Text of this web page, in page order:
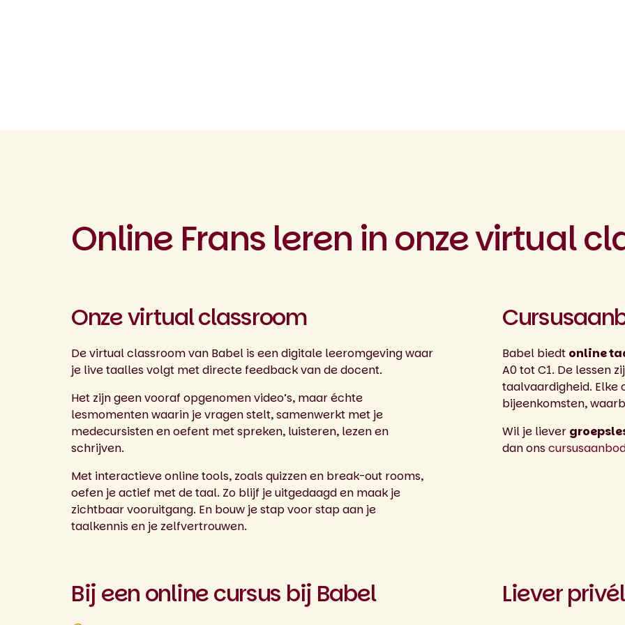
Online Frans leren in onze virtual
Onze virtual classroom
De virtual classroom van Babel is een digitale leeromgeving waar
je live taalles volgt met directe feedback van de docent.
Het zijn geen vooraf opgenomen video’s, maar échte
lesmomenten waarin je vragen stelt, samenwerkt met je
medecursisten en oefent met spreken, luisteren, lezen en
schrijven.
Met interactieve online tools, zoals quizzen en break-out rooms,
oefen je actief met de taal. Zo blijf je uitgedaagd en maak je
zichtbaar vooruitgang. En bouw je stap voor stap aan je
taalkennis en je zelfvertrouwen.
Babel biedt online
A0 tot C1. De lessen
taalvaardigheid. Elke
bijeenkomsten,
Wil je liever
dan ons
Bij een online cursus bij Babel Liever